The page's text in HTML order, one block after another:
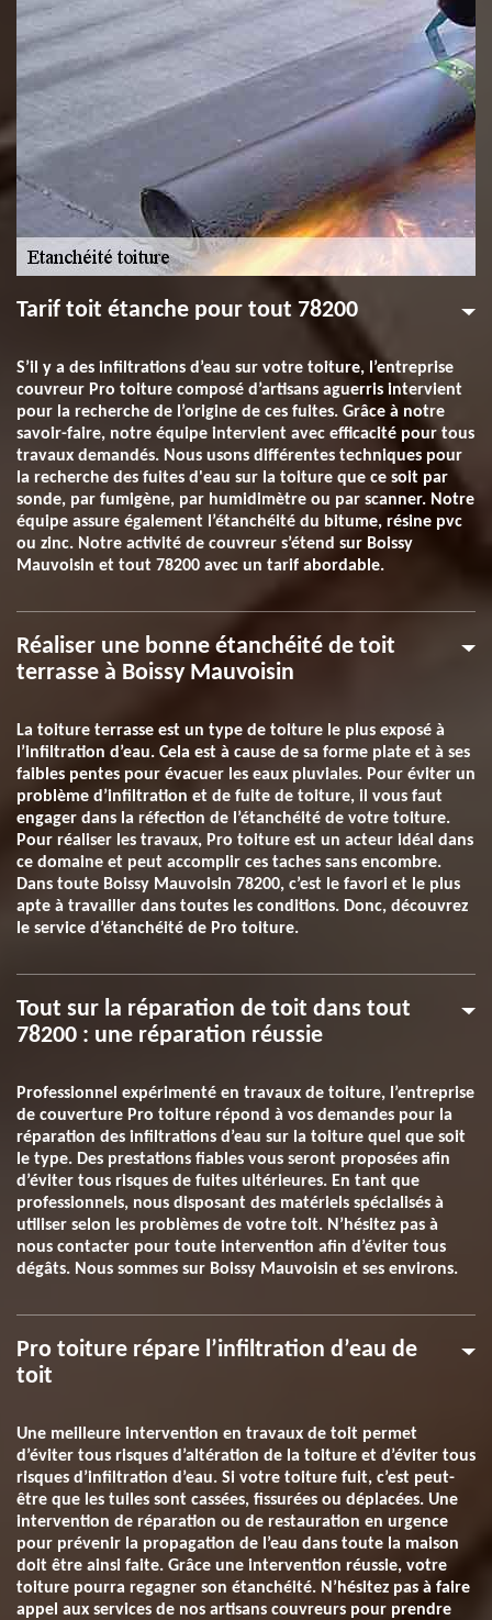
Tarif toit étanche pour tout 78200
S’il y a des infiltrations d’eau sur votre toiture, l’entreprise
couvreur Pro toiture composé d’artisans aguerris intervient
pour la recherche de l’origine de ces fuites. Grâce à notre
savoir-faire, notre équipe intervient avec efficacité pour tous
travaux demandés. Nous usons différentes techniques pour
la recherche des fuites d'eau sur la toiture que ce soit par
sonde, par fumigène, par humidimètre ou par scanner. Notre
équipe assure également l’étanchéité du bitume, résine pvc
ou zinc. Notre activité de couvreur s’étend sur Boissy
Mauvoisin et tout 78200 avec un tarif abordable.
Réaliser une bonne étanchéité de toit
terrasse à Boissy Mauvoisin
La toiture terrasse est un type de toiture le plus exposé à
l’infiltration d’eau. Cela est à cause de sa forme plate et à ses
faibles pentes pour évacuer les eaux pluviales. Pour éviter un
problème d’infiltration et de fuite de toiture, il vous faut
engager dans la réfection de l’étanchéité de votre toiture.
Pour réaliser les travaux, Pro toiture est un acteur idéal dans
ce domaine et peut accomplir ces taches sans encombre.
Dans toute Boissy Mauvoisin 78200, c’est le favori et le plus
apte à travailler dans toutes les conditions. Donc, découvrez
le service d’étanchéité de Pro toiture.
Tout sur la réparation de toit dans tout
78200 : une réparation réussie
Professionnel expérimenté en travaux de toiture, l’entreprise
de couverture Pro toiture répond à vos demandes pour la
réparation des infiltrations d’eau sur la toiture quel que soit
le type. Des prestations fiables vous seront proposées afin
d’éviter tous risques de fuites ultérieures. En tant que
professionnels, nous disposant des matériels spécialisés à
utiliser selon les problèmes de votre toit. N’hésitez pas à
nous contacter pour toute intervention afin d’éviter tous
dégâts. Nous sommes sur Boissy Mauvoisin et ses environs.
Pro toiture répare l’infiltration d’eau de
toit
Une meilleure intervention en travaux de toit permet
d’éviter tous risques d’altération de la toiture et d’éviter tous
risques d’infiltration d’eau. Si votre toiture fuit, c’est peut-
être que les tuiles sont cassées, fissurées ou déplacées. Une
intervention de réparation ou de restauration en urgence
pour prévenir la propagation de l’eau dans toute la maison
doit être ainsi faite. Grâce une intervention réussie, votre
toiture pourra regagner son étanchéité. N’hésitez pas à faire
appel aux services de nos artisans couvreurs pour prendre